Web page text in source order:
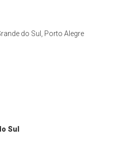
do Sul, Porto Alegre
Sul